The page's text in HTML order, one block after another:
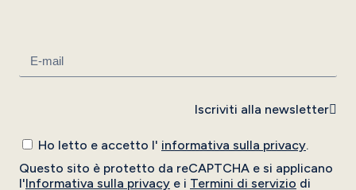
Ho letto e accetto l' informativa sulla privacy.
Questo sito è protetto da reCAPTCHA e si applicano
l'Informativa sulla privacy e i Termini di servizio di
Iscriviti alla newsletter